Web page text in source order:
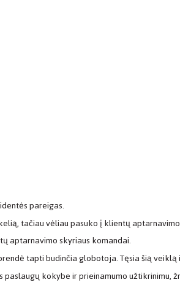
pareigas.
tačiau vėliau pasuko į klientų
aptarnavimo skyriaus komandai.
tapti budinčia globotoja. Tęsia šią veiklą
kokybe ir prieinamumo užtikrinimu,